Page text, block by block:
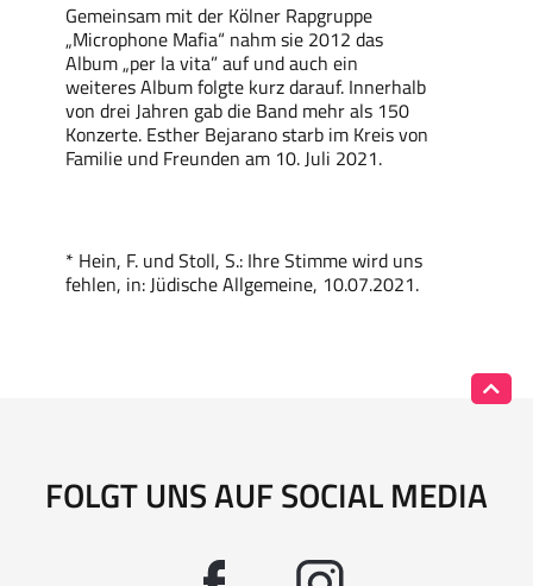
Gemeinsam mit der Kölner Rapgruppe
„Microphone Mafia“ nahm sie 2012 das
Album „per la vita” auf und auch ein
weiteres Album folgte kurz darauf. Innerhalb
von drei Jahren gab die Band mehr als 150
Konzerte. Esther Bejarano starb im Kreis von
Familie und Freunden am 10. Juli 2021.
* Hein, F. und Stoll, S.: Ihre Stimme wird uns
fehlen, in: Jüdische Allgemeine, 10.07.2021.
FOLGT UNS AUF SOCIAL MEDIA